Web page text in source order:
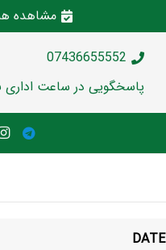
مشاهده
07436655552
پاسخگویی در ساعت اداری
DATE